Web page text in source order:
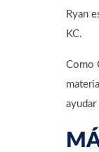
Ryan
KC.
Como